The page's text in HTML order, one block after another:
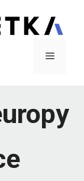
Menu